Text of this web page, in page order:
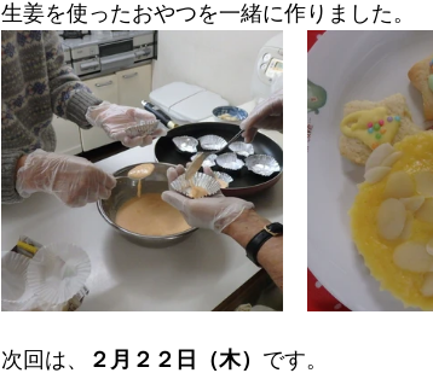
生姜を使ったおやつを一緒に作りました。
次回は、 ２月２２日（木） です。